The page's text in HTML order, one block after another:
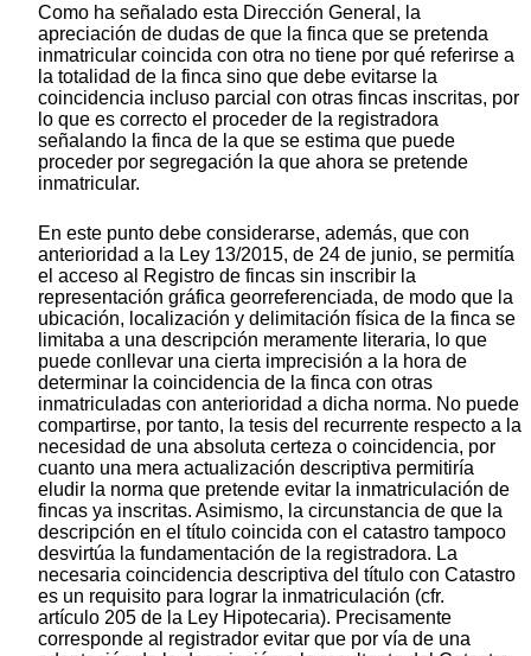
Como ha señalado esta Dirección General, la
apreciación de dudas de que la finca que se pretenda
inmatricular coincida con otra no tiene por qué referirse a
la totalidad de la finca sino que debe evitarse la
coincidencia incluso parcial con otras fincas inscritas, por
lo que es correcto el proceder de la registradora
señalando la finca de la que se estima que puede
proceder por segregación la que ahora se pretende
inmatricular.
En este punto debe considerarse, además, que con
anterioridad a la Ley 13/2015, de 24 de junio, se permitía
el acceso al Registro de fincas sin inscribir la
representación gráfica georreferenciada, de modo que la
ubicación, localización y delimitación física de la finca se
limitaba a una descripción meramente literaria, lo que
puede conllevar una cierta imprecisión a la hora de
determinar la coincidencia de la finca con otras
inmatriculadas con anterioridad a dicha norma. No puede
compartirse, por tanto, la tesis del recurrente respecto a la
necesidad de una absoluta certeza o coincidencia, por
cuanto una mera actualización descriptiva permitiría
eludir la norma que pretende evitar la inmatriculación de
fincas ya inscritas. Asimismo, la circunstancia de que la
descripción en el título coincida con el catastro tampoco
desvirtúa la fundamentación de la registradora. La
necesaria coincidencia descriptiva del título con Catastro
es un requisito para lograr la inmatriculación (cfr.
artículo 205 de la Ley Hipotecaria). Precisamente
corresponde al registrador evitar que por vía de una